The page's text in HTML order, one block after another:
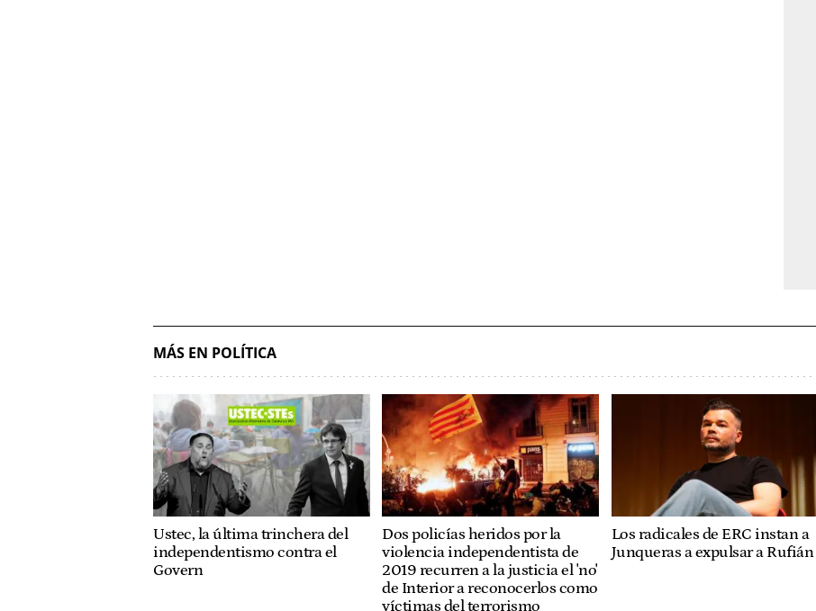
MÁS EN POLÍTICA
Ustec, la última trinchera del
independentismo contra el
Govern
Dos policías heridos por la
violencia independentista de
2019 recurren a la justicia el 'no'
de Interior a reconocerlos como
víctimas del terrorismo
Los radicales de ERC instan a
Junqueras a expulsar a Rufián